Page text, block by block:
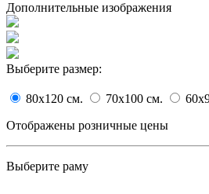
Дополнительные изображения
Выберите размер:
80x120 cм. 70x100 cм.
Отображены розничные цены
Выберите раму